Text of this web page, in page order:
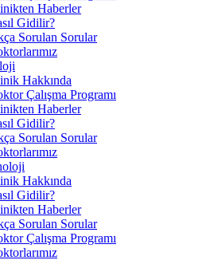
Haberler
Gidilir?
Sorulan Sorular
Hakkında
Çalışma Programı
Haberler
Gidilir?
Sorulan Sorular
Hakkında
Gidilir?
Haberler
Sorulan Sorular
Çalışma Programı